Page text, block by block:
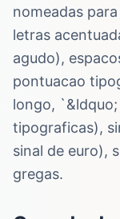
nomeadas
letras
agudo),
pontuacao
longo,
tipograficas),
sinal de euro),
gregas.